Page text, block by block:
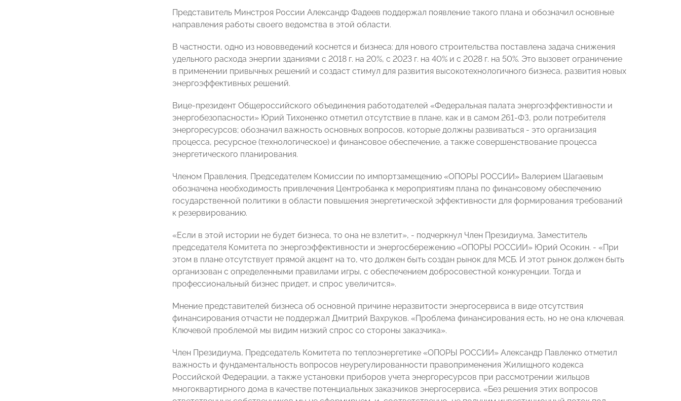
Представитель Минстроя России Александр Фадеев поддержал появление такого плана и обозначил основные
направления работы своего ведомства в этой области.
В частности, одно из нововведений коснется и бизнеса: для нового строительства поставлена задача снижения
удельного расхода энергии зданиями с 2018 г. на 20%, с 2023 г. на 40% и с 2028 г. на 50%. Это вызовет ограничение
в применении привычных решений и создаст стимул для развития высокотехнологичного бизнеса, развития новых
энергоэффективных решений.
Вице-президент Общероссийского объединения работодателей «Федеральная палата энергоэффективности и
энергобезопасности» Юрий Тихоненко отметил отсутствие в плане, как и в самом 261-ФЗ, роли потребителя
энергоресурсов; обозначил важность основных вопросов, которые должны развиваться - это организация
процесса, ресурсное (технологическое) и финансовое обеспечение, а также совершенствование процесса
энергетического планирования.
Членом Правления, Председателем Комиссии по импортзамещению «ОПОРЫ РОССИИ» Валерием Шагаевым
обозначена необходимость привлечения Центробанка к мероприятиям плана по финансовому обеспечению
государственной политики в области повышения энергетической эффективности для формирования требований
к резервированию.
«Если в этой истории не будет бизнеса, то она не взлетит», - подчеркнул Член Президиума, Заместитель
председателя Комитета по энергоэффективности и энергосбережению «ОПОРЫ РОССИИ» Юрий Осокин. - «При
этом в плане отсутствует прямой акцент на то, что должен быть создан рынок для МСБ. И этот рынок должен быть
организован с определенными правилами игры, с обеспечением добросовестной конкуренции. Тогда и
профессиональный бизнес придет, и спрос увеличится».
Мнение представителей бизнеса об основной причине неразвитости энергосервиса в виде отсутствия
финансирования отчасти не поддержал Дмитрий Вахруков. «Проблема финансирования есть, но не она ключевая.
Ключевой проблемой мы видим низкий спрос со стороны заказчика».
Член Президиума, Председатель Комитета по теплоэнергетике «ОПОРЫ РОССИИ» Александр Павленко отметил
важность и фундаментальность вопросов неурегулированности правоприменения Жилищного кодекса
Российской Федерации, а также установки приборов учета энергоресурсов при рассмотрении жильцов
многоквартирного дома в качестве потенциальных заказчиков энергосервиса. «Без решения этих вопросов